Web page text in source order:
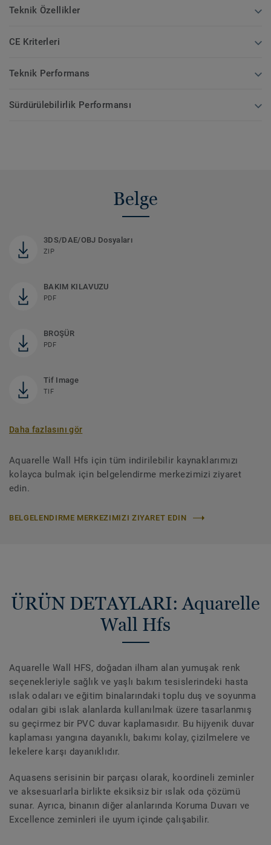
Teknik Özellikler
CE Kriterleri
Teknik Performans
Sürdürülebilirlik Performansı
Belge
3DS/DAE/OBJ Dosyaları
ZIP
BAKIM KILAVUZU
PDF
BROŞÜR
PDF
Tif Image
TIF
Daha fazlasını gör
Aquarelle Wall Hfs için tüm indirilebilir kaynaklarımızı
kolayca bulmak için belgelendirme merkezimizi ziyaret
edin.
BELGELENDIRME MERKEZIMIZI ZIYARET EDIN
ÜRÜN DETAYLARI: Aquarelle
Wall Hfs
Aquarelle Wall HFS, doğadan ilham alan yumuşak renk
seçenekleriyle sağlık ve yaşlı bakım tesislerindeki hasta
ıslak odaları ve eğitim binalarındaki toplu duş ve soyunma
odaları gibi ıslak alanlarda kullanılmak üzere tasarlanmış
su geçirmez bir PVC duvar kaplamasıdır. Bu hijyenik duvar
kaplaması yangına dayanıklı, bakımı kolay, çizilmelere ve
lekelere karşı dayanıklıdır.
Aquasens serisinin bir parçası olarak, koordineli zeminler
ve aksesuarlarla birlikte eksiksiz bir ıslak oda çözümü
sunar. Ayrıca, binanın diğer alanlarında Koruma Duvarı ve
Excellence zeminleri ile uyum içinde çalışabilir.